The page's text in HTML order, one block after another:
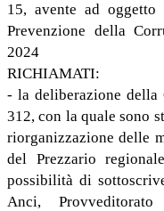
15, avente ad
Prevenzione della
2024
RICHIAMATI:
- la deliberazione della
312, con la quale sono
riorganizzazione delle
del Prezzario
possibilità di
Anci,